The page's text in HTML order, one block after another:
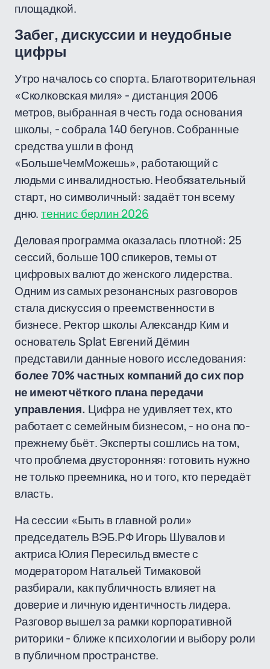
площадкой.
Забег, дискуссии и неудобные
цифры
Утро началось со спорта. Благотворительная
«Сколковская миля» - дистанция 2006
метров, выбранная в честь года основания
школы, - собрала 140 бегунов. Собранные
средства ушли в фонд
«БольшеЧемМожешь», работающий с
людьми с инвалидностью. Необязательный
старт, но символичный: задаёт тон всему
дню.теннис берлин 2026
Деловая программа оказалась плотной: 25
сессий, больше 100 спикеров, темы от
цифровых валют до женского лидерства.
Одним из самых резонансных разговоров
стала дискуссия о преемственности в
бизнесе. Ректор школы Александр Ким и
основатель Splat Евгений Дёмин
представили данные нового исследования:
более 70% частных компаний до сих пор
не имеют чёткого плана передачи
управления. Цифра не удивляет тех, кто
работает с семейным бизнесом, - но она по-
прежнему бьёт. Эксперты сошлись на том,
что проблема двусторонняя: готовить нужно
не только преемника, но и того, кто передаёт
власть.
На сессии «Быть в главной роли»
председатель ВЭБ.РФ Игорь Шувалов и
актриса Юлия Пересильд вместе с
модератором Натальей Тимаковой
разбирали, как публичность влияет на
доверие и личную идентичность лидера.
Разговор вышел за рамки корпоративной
риторики - ближе к психологии и выбору роли
в публичном пространстве.